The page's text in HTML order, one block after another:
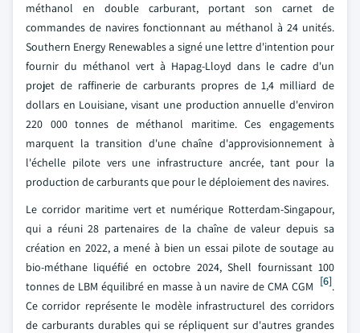
méthanol en double carburant, portant son carnet de
commandes de navires fonctionnant au méthanol à 24 unités.
Southern Energy Renewables a signé une lettre d'intention pour
fournir du méthanol vert à Hapag-Lloyd dans le cadre d'un
projet de raffinerie de carburants propres de 1,4 milliard de
dollars en Louisiane, visant une production annuelle d'environ
220 000 tonnes de méthanol maritime. Ces engagements
marquent la transition d'une chaîne d'approvisionnement à
l'échelle pilote vers une infrastructure ancrée, tant pour la
production de carburants que pour le déploiement des navires.
Le corridor maritime vert et numérique Rotterdam-Singapour,
qui a réuni 28 partenaires de la chaîne de valeur depuis sa
création en 2022, a mené à bien un essai pilote de soutage au
bio-méthane liquéfié en octobre 2024, Shell fournissant 100
tonnes de LBM équilibré en masse à un navire de CMA CGM [6].
Ce corridor représente le modèle infrastructurel des corridors
de carburants durables qui se répliquent sur d'autres grandes